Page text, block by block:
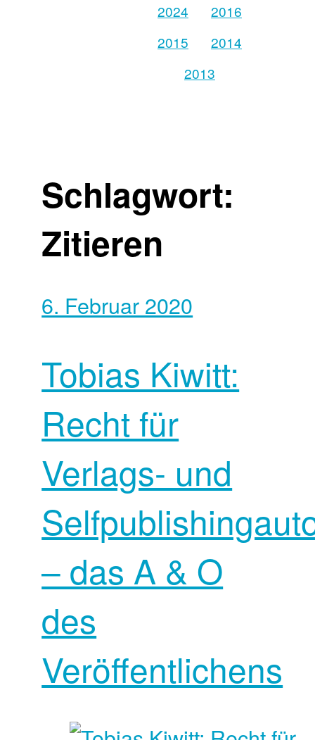
2024
2016
2015
2014
2013
Schlagwort:
Zitieren
6. Februar 2020
Tobias Kiwitt:
Recht für
Verlags- und
– das A & O
des
Veröffentlichens